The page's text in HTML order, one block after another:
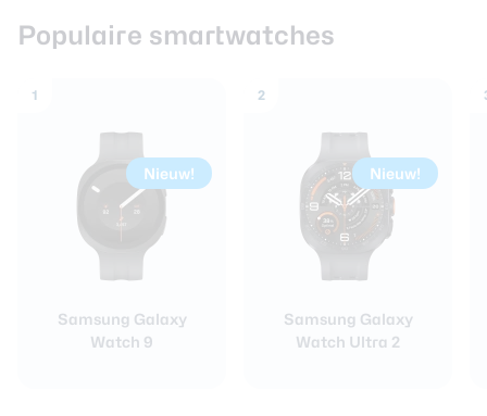
Populaire smartwatches
1
Samsung Galaxy
Watch 9
Nieuw!
2
Samsung Galaxy
Watch Ultra 2
Nieuw!